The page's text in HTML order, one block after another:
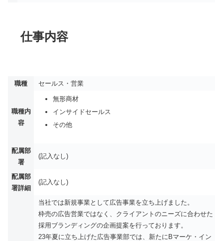
仕事内容
職種 セールス・営業
職種内
容
無形商材
インサイドセールス
その他
配属部
署
(記入なし)
配属部
署詳細
(記入なし)
当社では新規事業として広告事業を立ち上げました。
枠売の広告営業ではなく、クライアントのニーズに合わせた
採用ブランディングの企画提案を行っております。
23年夏に立ち上げた広告事業部では、新たにBマーケ・イン